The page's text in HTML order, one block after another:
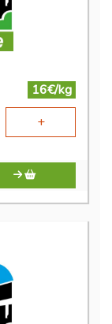
16€/kg
+